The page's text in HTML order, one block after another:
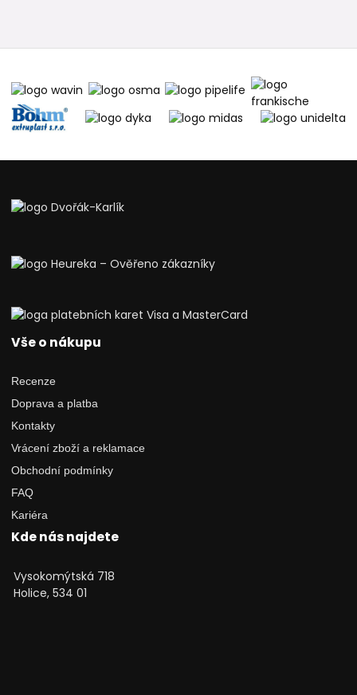
Vše o nákupu
Recenze
Doprava a platba
Kontakty
Vrácení zboží a reklamace
Obchodní podmínky
FAQ
Kariéra
Kde nás najdete
Vysokomýtská 718
Holice, 534 01